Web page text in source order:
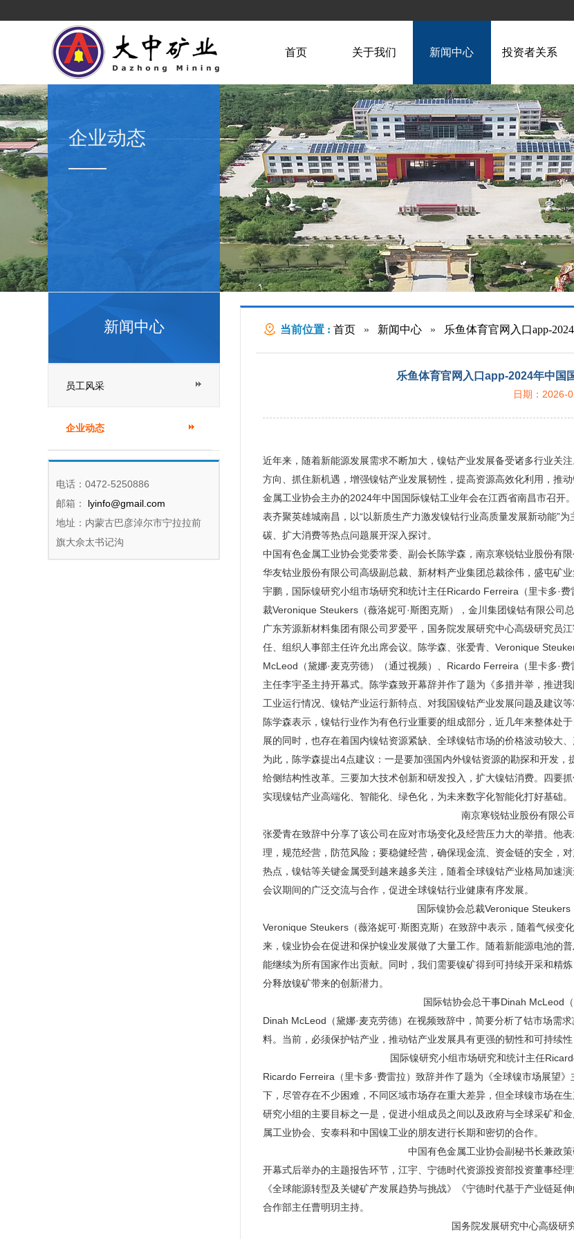
首页 关于我们 新闻中心 投资者关系
企业动态
新闻中心
员工风采
企业动态
电话：0472-5250886
邮箱：
lyinfo@gmail.com
地址：内蒙古巴彦淖尔市宁拉拉前
旗大佘太书记沟
当前位置 : 首页» 新闻中心» 乐鱼体育官网入口app-
乐鱼体育官网入口app-2024年中国
日期：2026-
近年来，随着新能源发展需求不断加大，镍钴产业发展备受诸多行业关
方向、抓住新机遇，增强镍钴产业发展韧性，提高资源高效化利用，推
金属工业协会主办的2024年中国国际镍钴工业年会在江西省南昌市召开
表齐聚英雄城南昌，以“以新质生产力激发镍钴行业高质量发展新动能”
碳、扩大消费等热点问题展开深入探讨。
中国有色金属工业协会党委常委、副会长陈学森，南京寒锐钴业股份有
华友钴业股份有限公司高级副总裁、新材料产业集团总裁徐伟，盛屯矿
宇鹏，国际镍研究小组市场研究和统计主任Ricardo Ferreira（里卡多·
裁Veronique Steukers（薇洛妮可·斯图克斯），金川集团镍钴有限公司
广东芳源新材料集团有限公司罗爱平，国务院发展研究中心高级研究员
任、组织人事部主任许允出席会议。陈学森、张爱青、Veronique
McLeod（黛娜·麦克劳德）（通过视频）、Ricardo Ferreira（里卡多·
主任李宇圣主持开幕式。陈学森致开幕辞并作了题为《多措并举，推进
工业运行情况、镍钴产业运行新特点、对我国镍钴产业发展问题及建议等
陈学森表示，镍钴行业作为有色行业重要的组成部分，近几年来整体处
展的同时，也存在着国内镍钴资源紧缺、全球镍钴市场的价格波动较大
为此，陈学森提出4点建议：一是要加强国内外镍钴资源的勘探和开发
给侧结构性改革。三要加大技术创新和研发投入，扩大镍钴消费。四要
实现镍钴产业高端化、智能化、绿色化，为未来数字化智能化打好基础。
南京寒锐钴业股份有限公
张爱青在致辞中分享了该公司在应对市场变化及经营压力大的举措。他
理，规范经营，防范风险；要稳健经营，确保现金流、资金链的安全，
热点，镍钴等关键金属受到越来越多关注，随着全球镍钴产业格局加速
会议期间的广泛交流与合作，促进全球镍钴行业健康有序发展。
国际镍协会总裁Veronique
Veronique Steukers（薇洛妮可·斯图克斯）在致辞中表示，随着气候变
来，镍业协会在促进和保护镍业发展做了大量工作。随着新能源电池的
能继续为所有国家作出贡献。同时，我们需要镍矿得到可持续开采和精
分释放镍矿带来的创新潜力。
国际钴协会总干事Dinah McLeod
Dinah McLeod（黛娜·麦克劳德）在视频致辞中，简要分析了钴市场需
料。当前，必须保护钴产业，推动钴产业发展具有更强的韧性和可持续
国际镍研究小组市场研究和统计主任
Ricardo Ferreira（里卡多·费雷拉）致辞并作了题为《全球镍市场展望
下，尽管存在不少困难，不同区域市场存在重大差异，但全球镍市场在
研究小组的主要目标之一是，促进小组成员之间以及政府与全球采矿和
属工业协会、安泰科和中国镍工业的朋友进行长期和密切的合作。
中国有色金属工业协会副秘书长兼政
开幕式后举办的主题报告环节，江宇、宁德时代资源投资部投资董事经
《全球能源转型及关键矿产发展趋势与挑战》《宁德时代基于产业链延
合作部主任曹明玥主持。
国务院发展研究中心高级研